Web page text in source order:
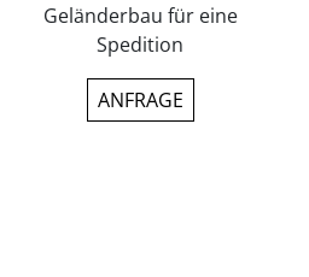
Geländerbau für eine
Spedition
ANFRAGE